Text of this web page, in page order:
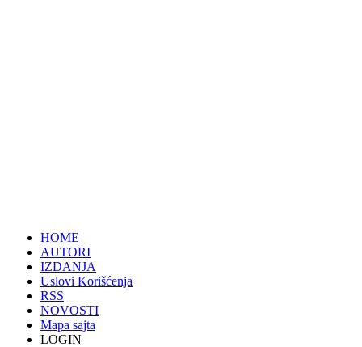
HOME
AUTORI
IZDANJA
Uslovi Korišćenja
RSS
NOVOSTI
Mapa sajta
LOGIN